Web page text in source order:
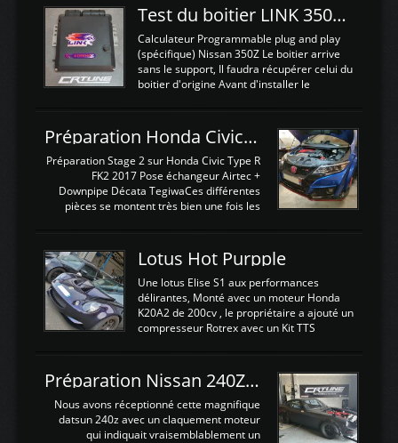
Test du boitier LINK 350Z Plugin ECU
Calculateur Programmable plug and play
(spécifique) Nissan 350Z Le boitier arrive
sans le support, Il faudra récupérer celui du
boitier d'origine Avant d'installer le
d'envoyer l'information de la large bande
dans le boitier. sydney sweeney deepfake
La sortie 0-5V de l'afr sera connectée sur
l'entrée AN Volt 8 et GndAN pour
Analogique, et Volt car l'information est une
tension (Pas une résistance variable d'un
est temps de brancher le ...
Préparation Honda Civic Type R FK2
Préparation Stage 2 sur Honda Civic Type R
FK2 2017 Pose échangeur Airtec +
Downpipe Décata TegiwaCes différentes
pièces se montent très bien une fois les
légere découpe du plastique inferieur,
negénant en rien la structure ou le
fonctionnement du fond plat. Une
reprogrammation Stage 2 est faite sur le
calculateur d'origine. Une alternative
économique au passage sur Hondata
d'origine 310cv et 400Nn , Une fois
reprogrammé et les ...
Lotus Hot Purpple
Une lotus Elise S1 aux performances
délirantes, Monté avec un moteur Honda
K20A2 de 200cv , le propriétaire a ajouté un
compresseur Rotrex avec un Kit TTS
d'augmenter la puissance de son moteur:
un watercooler a été ajouté. 300Cv sans
échangeurLa lotus équipée d'un Hondata
Kpro et d'une large bande pour le réglage
Avantages et inconvénients d'un
Préparation Nissan 240Z SR20DET
Nous avons réceptionné cette magnifique
datsun 240z avec un claquement moteur
qui indiquait vraisemblablement un